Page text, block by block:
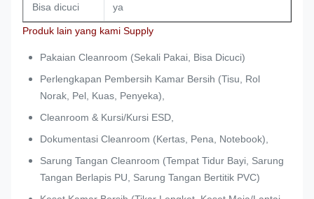
Bisa dicuci ya
Produk lain yang kami Supply
Pakaian Cleanroom (Sekali Pakai, Bisa Dicuci)
Perlengkapan Pembersih Kamar Bersih (Tisu, Rol
Norak, Pel, Kuas, Penyeka),
Cleanroom & Kursi/Kursi ESD,
Dokumentasi Cleanroom (Kertas, Pena, Notebook),
Sarung Tangan Cleanroom (Tempat Tidur Bayi, Sarung
Tangan Berlapis PU, Sarung Tangan Bertitik PVC)